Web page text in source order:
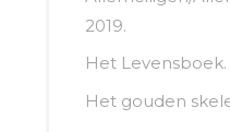
2019.
Het Levensboek.
Het gouden